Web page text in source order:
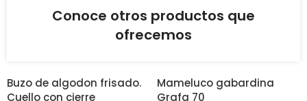
Conoce otros productos que
ofrecemos
Buzo de algodon frisado.
Cuello con cierre
Mameluco gabardina
Grafa 70